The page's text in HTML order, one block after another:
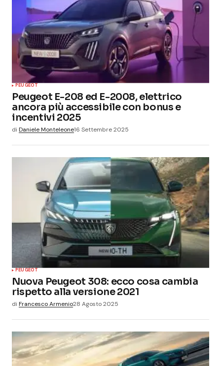
PEUGEOT
Peugeot E-208 ed E-2008, elettrico
ancora più accessibile con bonus e
incentivi 2025
di Daniele Monteleone16 Settembre 2025
PEUGEOT
Nuova Peugeot 308: ecco cosa cambia
rispetto alla versione 2021
di Francesco Armenio28 Agosto 2025